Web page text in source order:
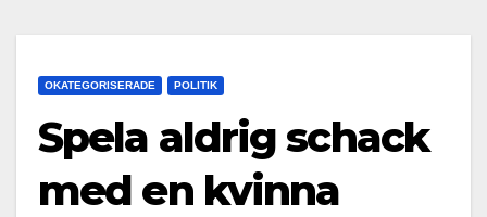
OKATEGORISERADE POLITIK
Spela aldrig schack
med en kvinna